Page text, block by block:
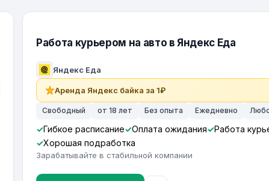
Работа курьером на авто в Яндекс Еда
Яндекс Еда
Аренда Яндекс байка за 1₽
Свободный от 18 лет Без опыта Ежедневно
Гибкое расписание Оплата ожидания
Работа
Хорошая подработка
Зарабатывайте в стабильной компании